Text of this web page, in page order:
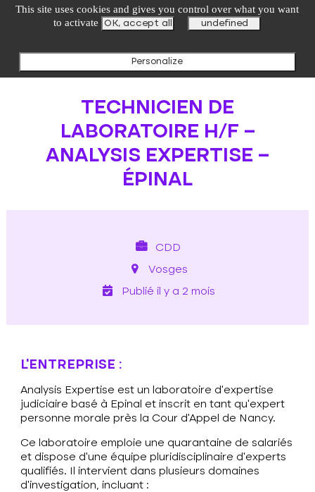
TECHNICIEN DE
LABORATOIRE H/F –
ANALYSIS EXPERTISE –
ÉPINAL
CDD
Vosges
Publié il y a 2 mois
L’ENTREPRISE :
Analysis Expertise est un laboratoire d’expertise
judiciaire basé à Epinal et inscrit en tant qu’expert
personne morale près la Cour d’Appel de Nancy.
Ce laboratoire emploie une quarantaine de salariés
et dispose d’une équipe pluridisciplinaire d’experts
qualifiés. Il intervient dans plusieurs domaines
d’investigation, incluant :
undefined
This site uses cookies and gives you control over what you want
to activate
OK, accept all undefined
Personalize